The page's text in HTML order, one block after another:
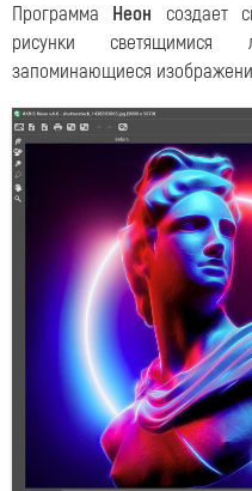
Программа Неон создает
рисунки светящимися
запоминающиеся